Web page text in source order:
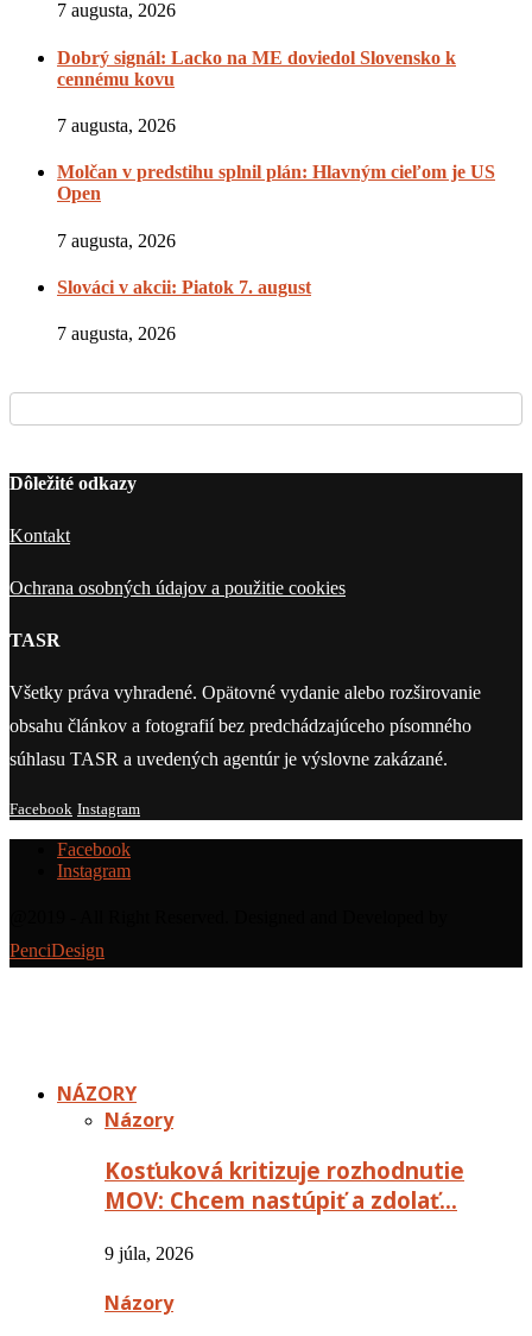
7 augusta, 2026
Dobrý signál: Lacko na ME doviedol Slovensko k
cennému kovu
7 augusta, 2026
Molčan v predstihu splnil plán: Hlavným cieľom je US
Open
7 augusta, 2026
Slováci v akcii: Piatok 7. august
7 augusta, 2026
Dôležité odkazy
Kontakt
Ochrana osobných údajov a použitie cookies
TASR
Všetky práva vyhradené. Opätovné vydanie alebo rozširovanie
obsahu článkov a fotografií bez predchádzajúceho písomného
súhlasu TASR a uvedených agentúr je výslovne zakázané.
Facebook Instagram
Facebook
Instagram
PenciDesign
NÁZORY
Názory
Kosťuková kritizuje rozhodnutie
MOV: Chcem nastúpiť a zdolať…
9 júla, 2026
Názory